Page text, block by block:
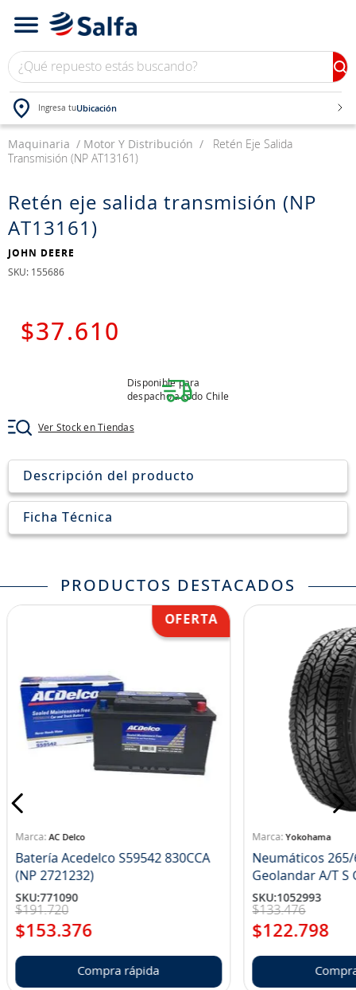
¿Qué repuesto estás buscando?
Ingresa tuUbicación
Maquinaria Motor Y Distribución
Retén Eje Salida
Transmisión (NP AT13161)
Retén eje salida transmisión (NP
AT13161)
JOHN DEERE
: 155686
$37 .610
Disponible para
despacho a todo Chile
Ver Stock en Tiendas
Descripción del producto
Ficha Técnica
PRODUCTOS DESTACADOS
AC Delco
Batería Acedelco S59542 830CCA
(NP 2721232)
SKU:771090
$191.720
$153.376
Compra rápida
Yokohama
Neumáticos 265/
SKU:1052993
$133.476
$122.798
TÉRMINOS MÁS BUSCADOS
2.
neumáticos
3.
westlake
4.
yokohama
7.
chevrolet
10
jockey john deere